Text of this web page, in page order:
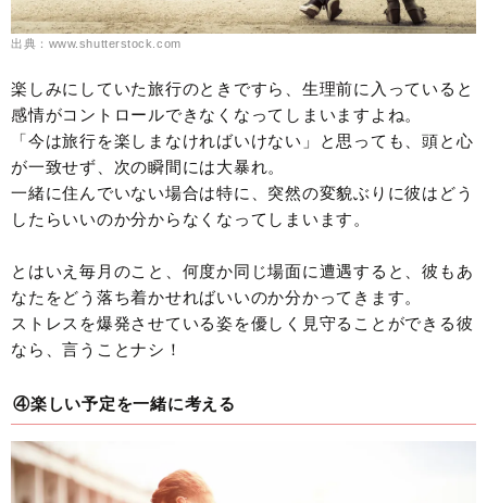
出典：www.shutterstock.com
楽しみにしていた旅行のときですら、生理前に入っていると
感情がコントロールできなくなってしまいますよね。
「今は旅行を楽しまなければいけない」と思っても、頭と心
が一致せず、次の瞬間には大暴れ。
一緒に住んでいない場合は特に、突然の変貌ぶりに彼はどう
したらいいのか分からなくなってしまいます。
とはいえ毎月のこと、何度か同じ場面に遭遇すると、彼もあ
なたをどう落ち着かせればいいのか分かってきます。
ストレスを爆発させている姿を優しく見守ることができる彼
なら、言うことナシ！
④楽しい予定を一緒に考える